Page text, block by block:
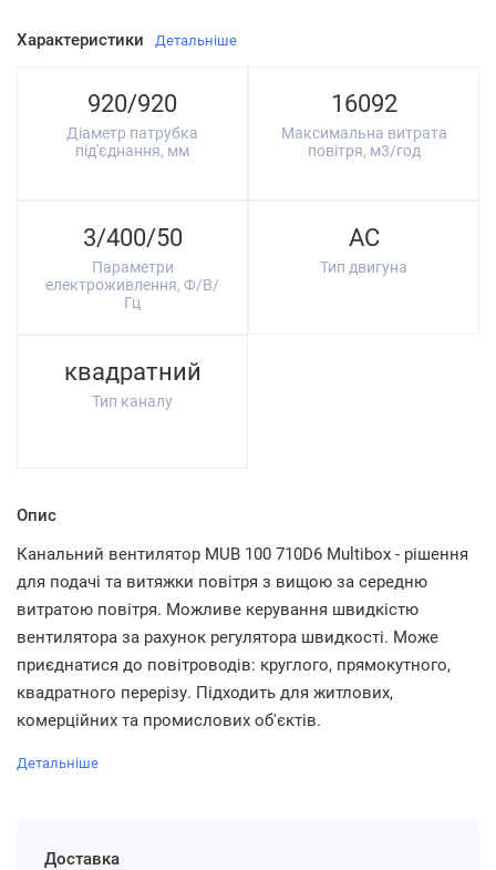
Характеристики Детальніше
920/920
Діаметр патрубка
під'єднання, мм
16092
Максимальна витрата
повітря, м3/год
3/400/50
Параметри
електроживлення, Ф/В/
Гц
AC
Тип двигуна
квадратний
Тип каналу
Опис
Канальний вентилятор MUB 100 710D6 Multibox - рішення
для подачі та витяжки повітря з вищою за середню
витратою повітря. Можливе керування швидкістю
вентилятора за рахунок регулятора швидкості. Може
приєднатися до повітроводів: круглого, прямокутного,
квадратного перерізу. Підходить для житлових,
комерційних та промислових об'єктів.
Детальніше
Доставка